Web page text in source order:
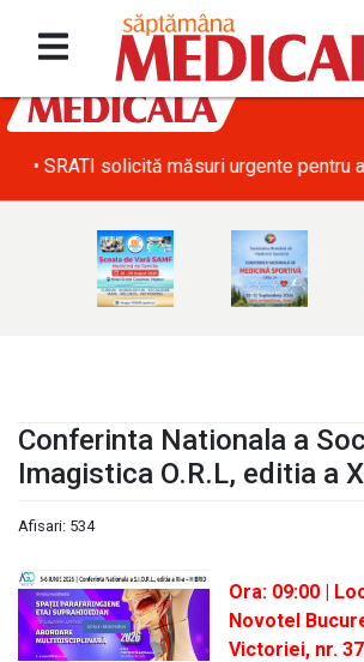
• SRATI solicită măsuri urgente pentru
Conferinta Nationala a
Imagistica O.R.L, editia a
Afisari: 534
Ora: 09:00 |
Novotel
Victoriei, nr.